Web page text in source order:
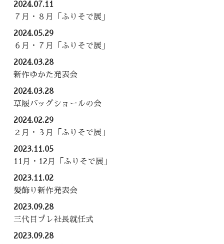
2024.07.11
７月・８月「ふりそで展」
2024.05.29
６月・７月「ふりそで展」
2024.03.28
新作ゆかた発表会
2024.03.28
草履バッグショールの会
2024.02.29
２月・３月「ふりそで展」
2023.11.05
11月・12月「ふりそで展」
2023.11.02
髪飾り新作発表会
2023.09.28
三代目プレ社長就任式
2023.09.28